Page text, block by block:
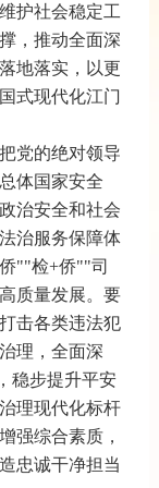
护社会稳定工
，推动全面深
地落实，以更
式现代化江门
党的绝对领导
体国家安全
治安全和社会
治服务保障体
""检+侨""司
质量发展。要
击各类违法犯
理，全面深
稳步提升平安
理现代化标杆
强综合素质，
忠诚干净担当